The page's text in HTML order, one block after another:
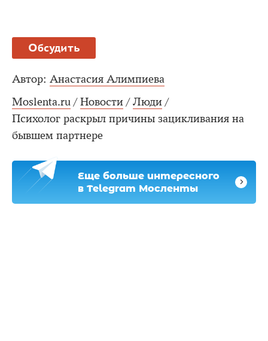
Обсудить
Автор: Анастасия Алимпиева
Moslenta.ru / Новости / Люди /
Психолог раскрыл причины зацикливания на
бывшем партнере
Еще больше интересного
в Telegram Мосленты